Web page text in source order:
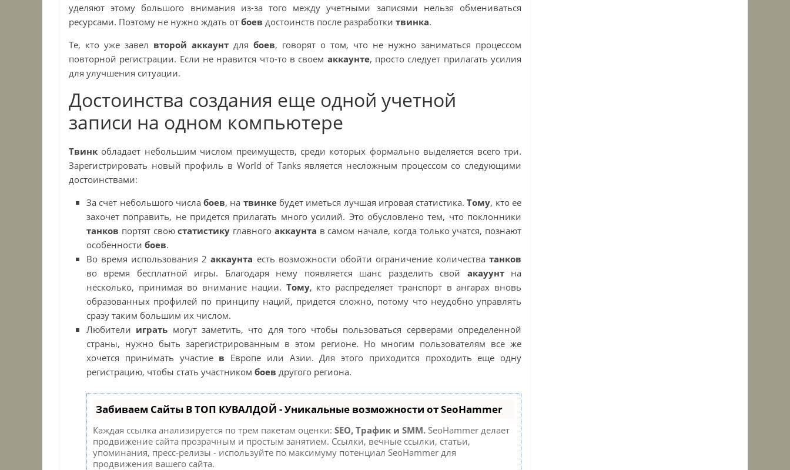
уделяют этому большого внимания из-за того между учетными записями нельзя обмениваться
ресурсами. Поэтому не нужно ждать от боев достоинств после разработки твинка.
Те, кто уже завел второй аккаунт для боев, говорят о том, что не нужно заниматься процессом
повторной регистрации. Если не нравится что-то в своем аккаунте, просто следует прилагать усилия
для улучшения ситуации.
Достоинства создания еще одной учетной
записи на одном компьютере
Твинк обладает небольшим числом преимуществ, среди которых формально выделяется всего три.
Зарегистрировать новый профиль в World of Tanksявляется несложным процессом со следующими
достоинствами:
За счет небольшого числабоев, на твинкебудет иметься лучшая игровая статистика.Тому, кто ее
захочет поправить, не придется прилагать много усилий. Это обусловлено тем, что поклонники
танков портят своюстатистику главного аккаунта в самом начале, когда только учатся, познают
особенности боев.
Во время использования 2аккаунта есть возможности обойти ограничение количестватанков
во время бесплатной игры. Благодаря нему появляется шанс разделить свой акауунт на
несколько, принимая во внимание нации. Тому, кто распределяет транспорт в ангарах вновь
образованных профилей по принципу наций, придется сложно, потому что неудобно управлять
сразу таким большим их числом.
Любители играть могут заметить, что для того чтобы пользоваться серверами определенной
страны, нужно быть зарегистрированным в этом регионе. Но многим пользователям все же
хочется принимать участиев Европе или Азии. Для этого приходится проходить еще одну
регистрацию, чтобы стать участником боев другого региона.
Забиваем Сайты В ТОП КУВАЛДОЙ - Уникальные возможности от SeoHammer
Каждая ссылка анализируется по трем пакетам оценки: SEO, Трафик и SMM. SeoHammer делает
продвижение сайта прозрачным и простым занятием. Ссылки, вечные ссылки, статьи,
упоминания, пресс-релизы - используйте по максимуму потенциал SeoHammer для
продвижения вашего сайта.